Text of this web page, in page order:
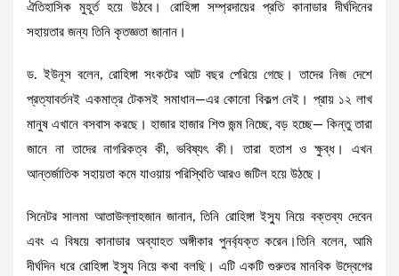
ঐতিহাসিক মুহূর্ত হয়ে উঠবে। রোহিঙ্গা সম্প্রদায়ের প্রতি কানাডার দীর্ঘদিনের
সহায়তার জন্য তিনি কৃতজ্ঞতা জানান।
ড. ইউনূস বলেন, রোহিঙ্গা সংকটের আট বছর পেরিয়ে গেছে। তাদের নিজ দেশে
প্রত্যাবর্তনই একমাত্র টেকসই সমাধান—এর কোনো বিকল্প নেই। প্রায় ১২ লাখ
মানুষ এখানে বসবাস করছে। হাজার হাজার শিশু জন্ম নিচ্ছে, বড় হচ্ছে— কিন্তু তারা
জানে না তাদের নাগরিকত্ব কী, ভবিষ্যৎ কী। তারা হতাশ ও ক্ষুব্ধ। এখন
আন্তর্জাতিক সহায়তা কমে যাওয়ায় পরিস্থিতি আরও জটিল হয়ে উঠছে।
সিনেটর সালমা আতাউল্লাহজান জানান, তিনি রোহিঙ্গা ইস্যু নিয়ে বক্তব্য দেবেন
এবং এ বিষয়ে কানাডার অব্যাহত অঙ্গীকার পুনর্ব্যক্ত করেন।তিনি বলেন, আমি
দীর্ঘদিন ধরে রোহিঙ্গা ইস্যু নিয়ে কথা বলছি। এটি একটি গুরুতর মানবিক উদ্বেগের